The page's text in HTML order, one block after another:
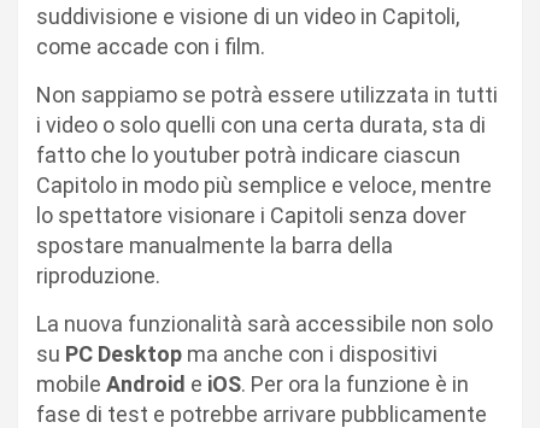
suddivisione e visione di un video in Capitoli,
come accade con i film.
Non sappiamo se potrà essere utilizzata in tutti
i video o solo quelli con una certa durata, sta di
fatto che lo youtuber potrà indicare ciascun
Capitolo in modo più semplice e veloce, mentre
lo spettatore visionare i Capitoli senza dover
spostare manualmente la barra della
riproduzione.
La nuova funzionalità sarà accessibile non solo
su PC Desktop ma anche con i dispositivi
mobile Android e iOS. Per ora la funzione è in
fase di test e potrebbe arrivare pubblicamente